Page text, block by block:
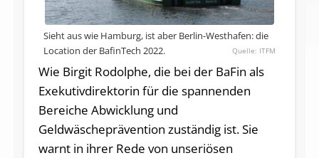
Sieht aus wie Hamburg, ist aber Berlin-Westhafen: die
Location der BafinTech 2022.
ITFM
Wie Birgit Rodolphe, die bei der BaFin als
Exekutivdirektorin für die spannenden
Bereiche Abwicklung und
Geldwäscheprävention zuständig ist. Sie
warnt in ihrer Rede von unseriösen